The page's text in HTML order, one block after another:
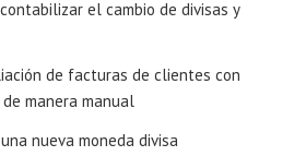
el cambio de divisas y
de facturas de clientes con
manera manual
nueva moneda divisa